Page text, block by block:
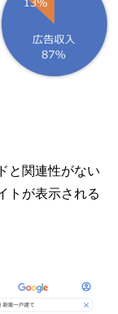
と関連性がない
トが表示される